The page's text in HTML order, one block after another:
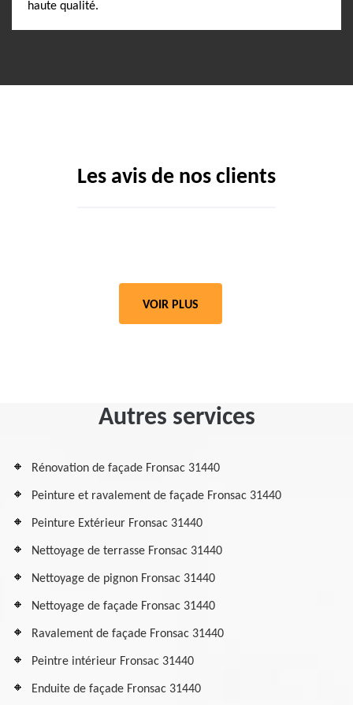
haute qualité.
Les avis de nos clients
VOIR PLUS
Autres services
Rénovation de façade Fronsac 31440
Peinture et ravalement de façade Fronsac 31440
Peinture Extérieur Fronsac 31440
Nettoyage de terrasse Fronsac 31440
Nettoyage de pignon Fronsac 31440
Nettoyage de façade Fronsac 31440
Ravalement de façade Fronsac 31440
Peintre intérieur Fronsac 31440
Enduite de façade Fronsac 31440